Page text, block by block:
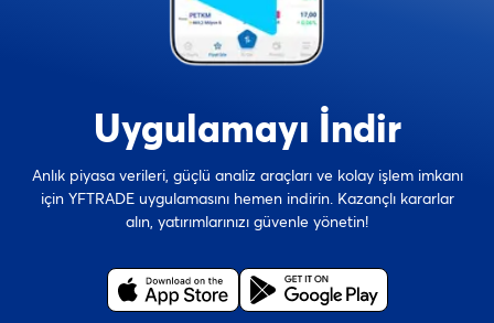
Uygulamayı İndir
Anlık piyasa verileri, güçlü analiz araçları ve kolay işlem imkanı
için YFTRADE uygulamasını hemen indirin. Kazançlı kararlar
alın, yatırımlarınızı güvenle yönetin!